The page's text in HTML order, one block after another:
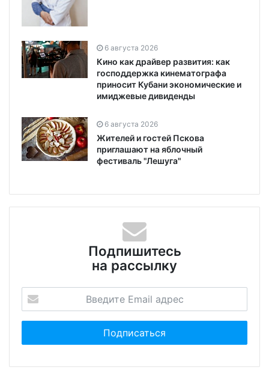
6 августа 2026
Кино как драйвер развития: как
господдержка кинематографа
приносит Кубани экономические и
имиджевые дивиденды
6 августа 2026
Жителей и гостей Пскова
приглашают на яблочный
фестиваль "Лешуга"
Подпишитесь
на рассылку